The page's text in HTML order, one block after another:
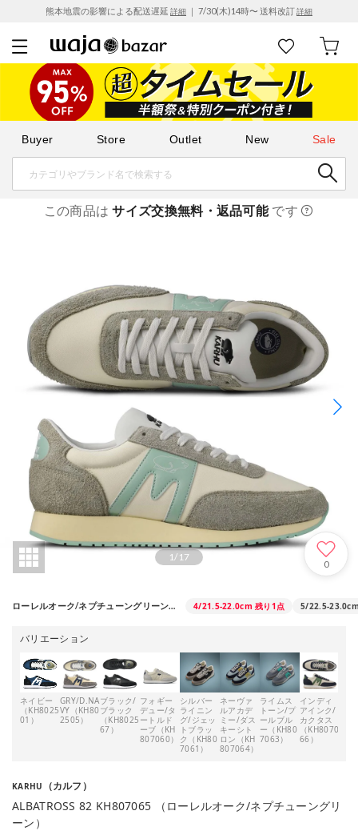
熊本地震の影響による配送遅延 詳細 ｜ 7/30(木)14時〜 送料改訂詳細
Buyer Store Outlet New Sale
この商品はサイズ交換無料・返品可能です
1/ 17
0
ローレルオーク/ネプチューングリーン（KH807065） 4/21.5-22.0cm 残り1点 5/22.5-
バリエーション
ネイビー
（KH8025
01）
GRY/D.NA
VY（KH80
2505）
ブラック/
ブラック
（KH8025
67）
フォギー
デュー/タ
ートルド
ーブ（KH
807060）
シルバー
ライニン
グ/ジェッ
トブラッ
ク（KH80
7061）
ネーヴァ
ルアカデ
ミー/ダス
キーシト
ロン（KH
807064）
ライムス
トーン/プ
ールブル
ー（KH80
7063）
インディ
アインク/
カクタス
（KH8070
66）
KARHU （カルフ）
ALBATROSS 82 KH807065 （ローレルオーク/ネプチューングリ
ーン）